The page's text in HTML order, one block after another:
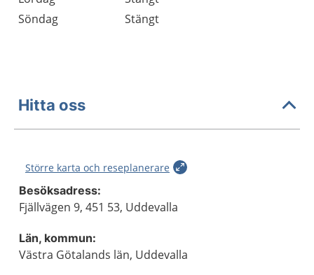
Söndag
Stängt
Hitta oss
Större karta och reseplanerare
Besöksadress:
Fjällvägen 9, 451 53, Uddevalla
Län, kommun:
Västra Götalands län, Uddevalla